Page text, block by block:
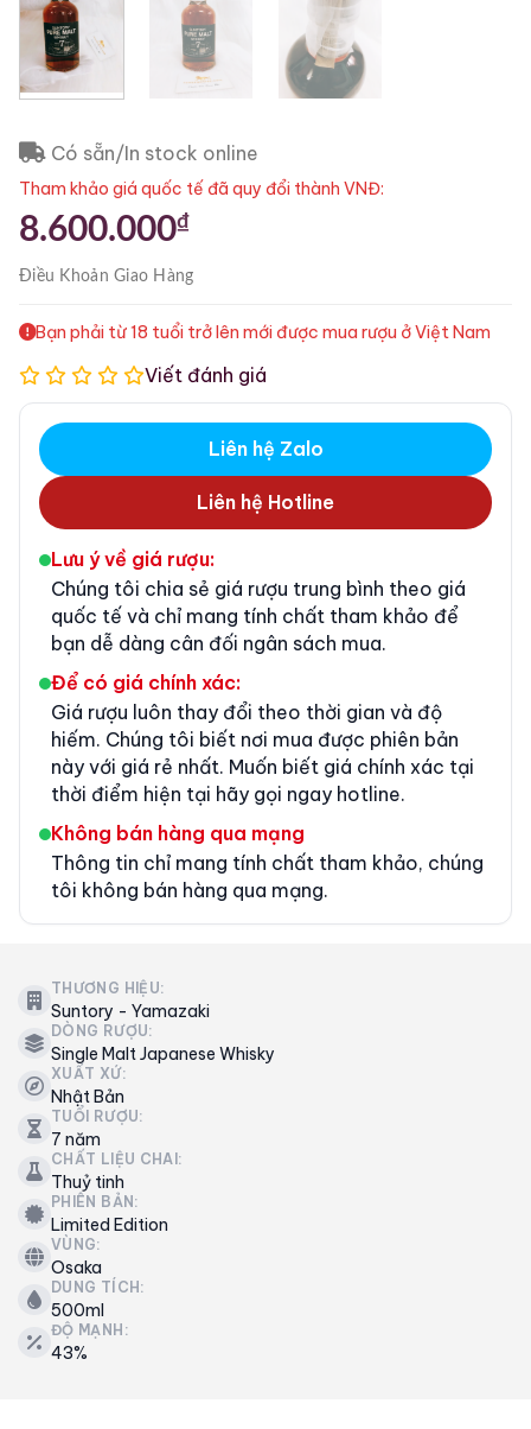
Có sẵn/In stock online
Tham khảo giá quốc tế đã quy đổi thành VNĐ:
8.600.000₫
Điều KhoảnGiao Hàng
Bạn phải từ 18 tuổi trở lên mới được mua rượu ở Việt Nam
Viết đánh giá
Liên hệ Zalo
Liên hệ Hotline
Lưu ý về giá rượu:
Chúng tôi chia sẻ giá rượu trung bình theo giá
quốc tế và chỉ mang tính chất tham khảo để
bạn dễ dàng cân đối ngân sách mua.
Để có giá chính xác:
Giá rượu luôn thay đổi theo thời gian và độ
hiếm. Chúng tôi biết nơi mua được phiên bản
này với giá rẻ nhất. Muốn biết giá chính xác tại
thời điểm hiện tại hãy gọi ngay hotline.
Không bán hàng qua mạng
Thông tin chỉ mang tính chất tham khảo, chúng
tôi không bán hàng qua mạng.
THƯƠNG HIỆU:
Suntory - Yamazaki
DÒNG RƯỢU:
Single Malt Japanese Whisky
XUẤT XỨ:
Nhật Bản
TUỔI RƯỢU:
7 năm
CHẤT LIỆU CHAI:
Thuỷ tinh
PHIÊN BẢN:
Limited Edition
VÙNG:
Osaka
DUNG TÍCH:
500ml
ĐỘ MẠNH:
43%